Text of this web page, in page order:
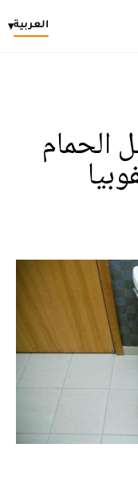
العربية▾
الحمام